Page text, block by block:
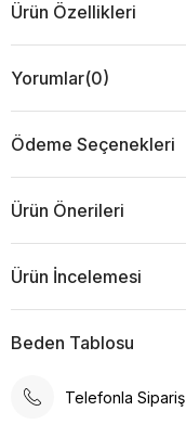
Ürün Özellikleri
Yorumlar(0)
Ödeme Seçenekleri
Ürün Önerileri
Ürün İncelemesi
Beden Tablosu
Telefonla Sipariş